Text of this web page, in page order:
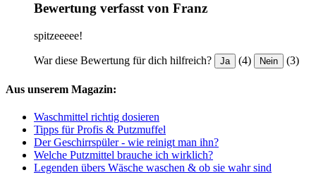
Bewertung verfasst von Franz
spitzeeeee!
War diese Bewertung für dich hilfreich? Ja (4) Nein (3)
Aus unserem Magazin:
Waschmittel richtig dosieren
Tipps für Profis & Putzmuffel
Der Geschirrspüler - wie reinigt man ihn?
Welche Putzmittel brauche ich wirklich?
Legenden übers Wäsche waschen & ob sie wahr sind